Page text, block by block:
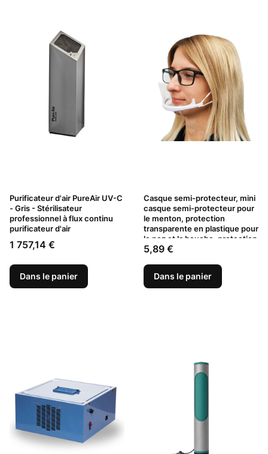
Purificateur d'air PureAir UV-C
- Gris - Stérilisateur
professionnel à flux continu
purificateur d'air
Prix
1 757,14 €
Dans le panier
Casque semi-protecteur, mini
casque semi-protecteur pour
le menton, protection
transparente en plastique pour
le nez et la bouche, protection
faciale
Prix
5,89 €
Dans le panier